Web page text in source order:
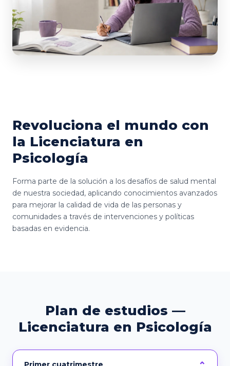
Revoluciona el mundo con
la Licenciatura en
Psicología
Forma parte de la solución a los desafíos de salud mental
de nuestra sociedad, aplicando conocimientos avanzados
para mejorar la calidad de vida de las personas y
comunidades a través de intervenciones y políticas
basadas en evidencia.
Plan de estudios —
Licenciatura en Psicología